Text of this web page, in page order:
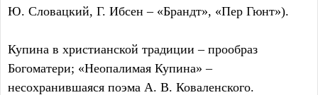
Ю. Словацкий, Г. Ибсен – «Брандт», «Пер Гюнт»).
Купина в христианской традиции – прообраз
Богоматери; «Неопалимая Купина» –
несохранившаяся поэма А. В. Коваленского.